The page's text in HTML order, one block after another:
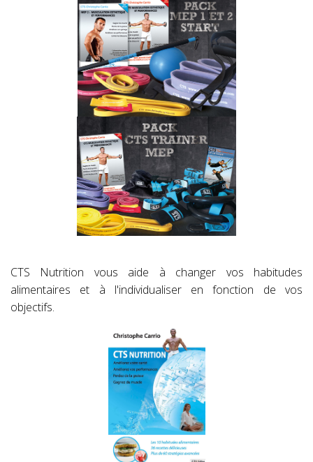
CTS Nutrition vous aide à changer vos habitudes
alimentaires et à l'individualiser en fonction de vos
objectifs.